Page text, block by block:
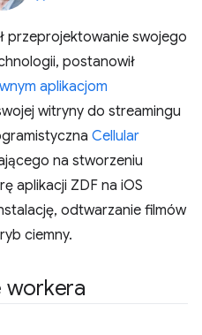
przeprojektowanie swojego
postanowił
aplikacjom
witryny do streamingu
Cellular
na stworzeniu
aplikacji ZDF na iOS
odtwarzanie filmów
ciemny.
workera